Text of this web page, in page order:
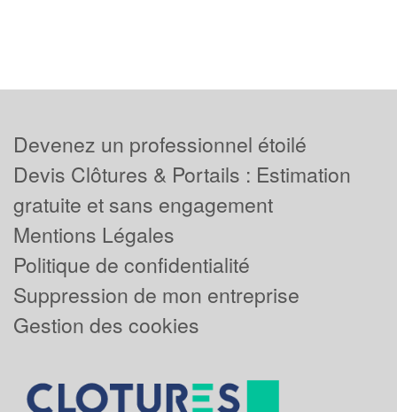
Devenez un professionnel étoilé
Devis Clôtures & Portails : Estimation
gratuite et sans engagement
Mentions Légales
Politique de confidentialité
Suppression de mon entreprise
Gestion des cookies